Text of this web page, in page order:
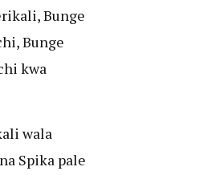
Bunge
Bunge
kwa
wala
Spika pale